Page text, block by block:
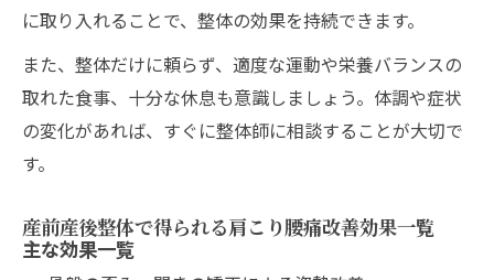
に取り入れることで、整体の効果を持続できます。
また、整体だけに頼らず、適度な運動や栄養バランスの
取れた食事、十分な休息も意識しましょう。体調や症状
の変化があれば、すぐに整体師に相談することが大切で
す。
産前産後整体で得られる肩こり腰痛改善効果一覧
主な効果一覧